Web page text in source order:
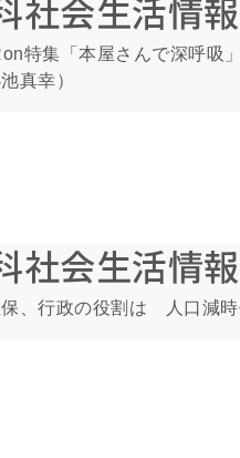
社会生活情
特集「本屋さんで深呼
真幸）
社会生活情
、行政の役割は 人口減